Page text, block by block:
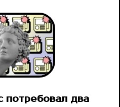
потребовал два